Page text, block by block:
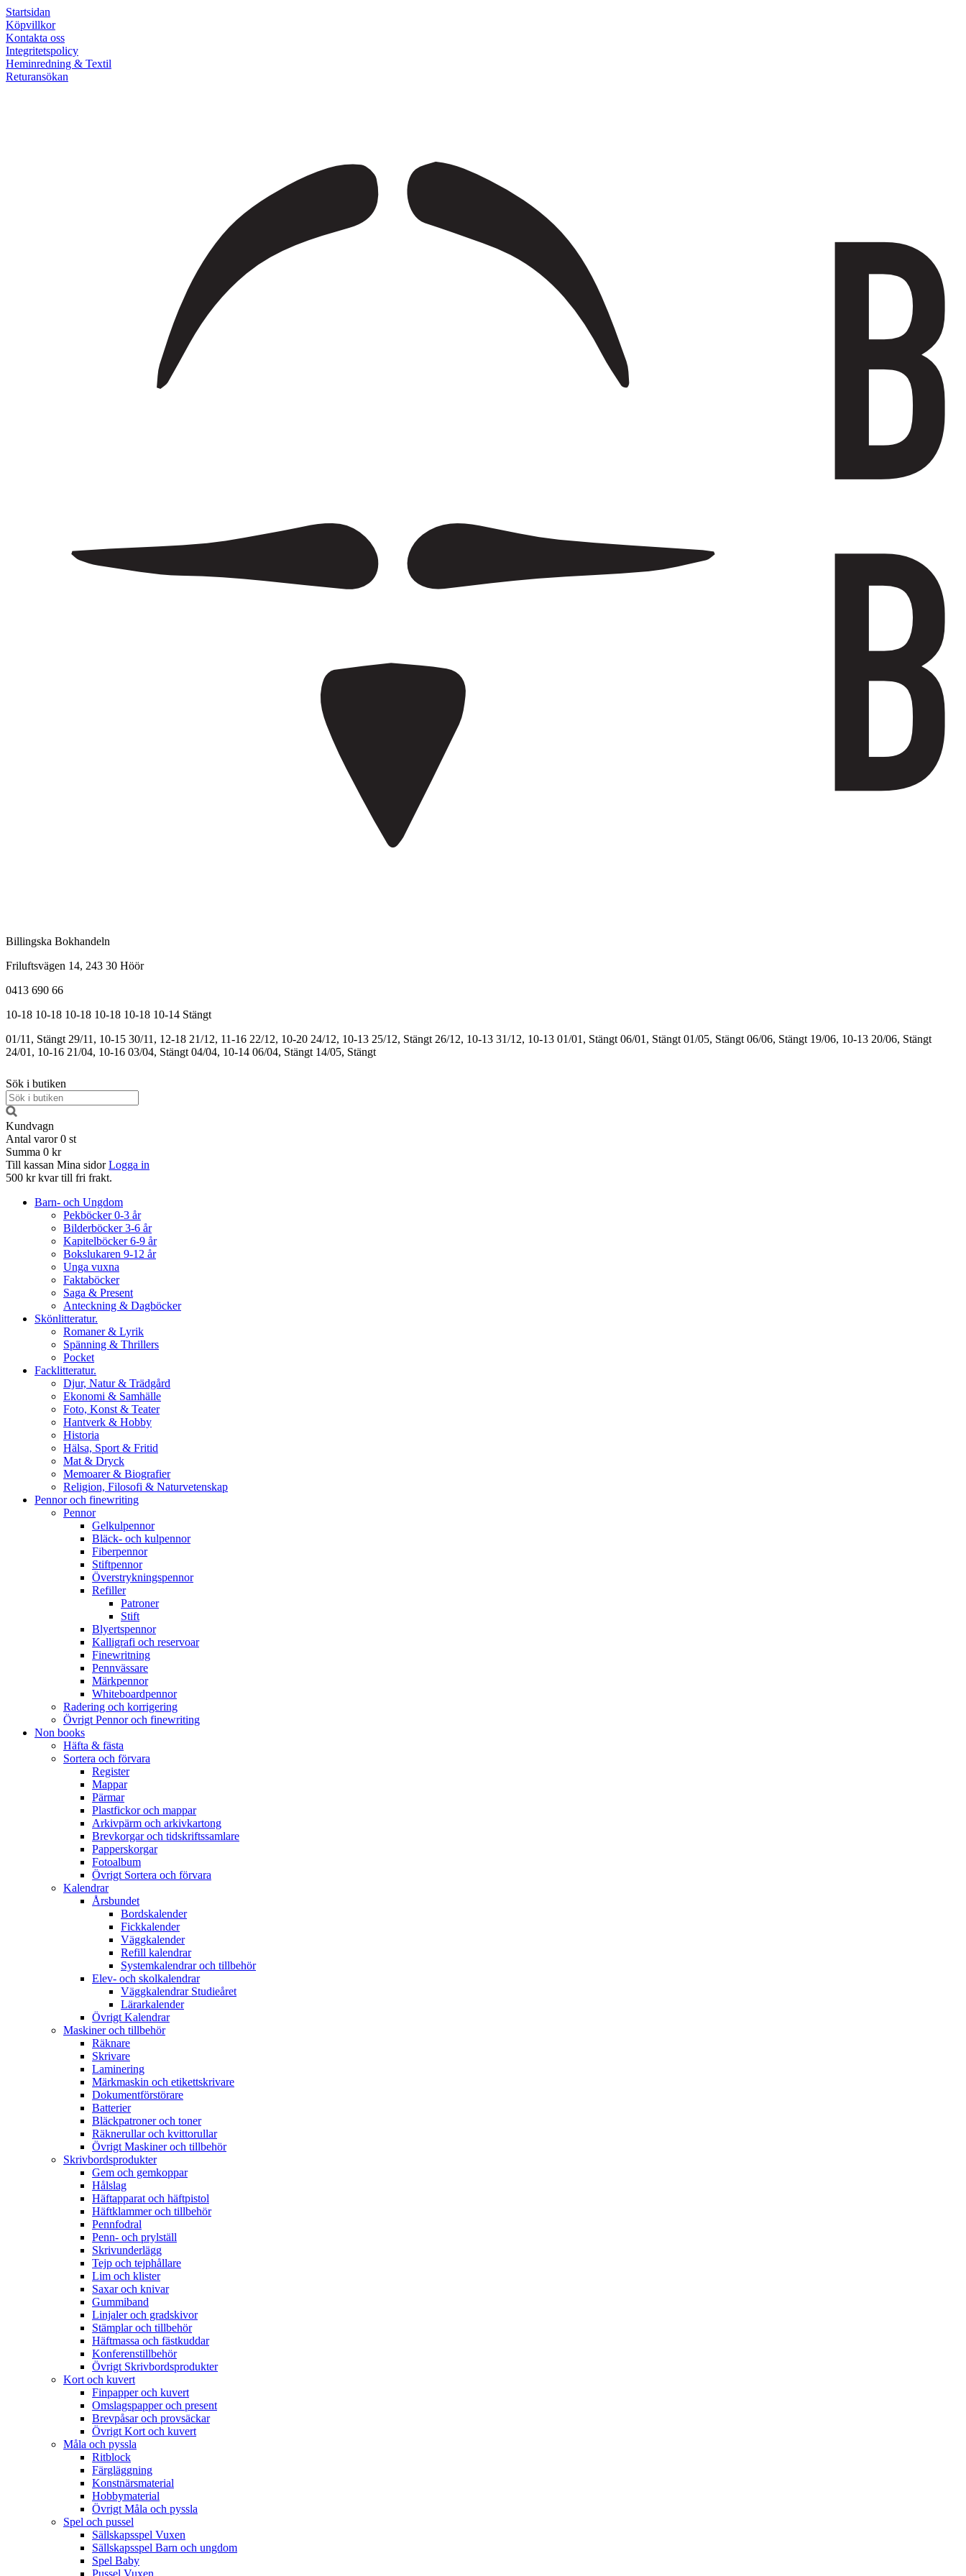
Startsidan
Köpvillkor
Kontakta oss
Integritetspolicy
Heminredning & Textil
Returansökan
Billingska Bokhandeln
Friluftsvägen 14, 243 30 Höör
0413 690 66
10-18 10-18 10-18 10-18 10-18 10-14 Stängt
01/11, Stängt 29/11, 10-15 30/11, 12-18 21/12, 11-16 22/12, 10-20 24/12, 10-13 25/12, Stängt 26/12, 10-13 31/12, 10-13 01/01, Stängt 06/01, Stängt 01/05, Stängt 06/06, Stängt 19/06, 10-13 20/06, Stängt
24/01, 10-16 21/04, 10-16 03/04, Stängt 04/04, 10-14 06/04, Stängt 14/05, Stängt
Sök i butiken
Kundvagn
Antal varor 0 st
Summa 0 kr
Till kassan Mina sidor Logga in
500 kr kvar till fri frakt.
Barn- och Ungdom
Pekböcker 0-3 år
Bilderböcker 3-6 år
Kapitelböcker 6-9 år
Bokslukaren 9-12 år
Unga vuxna
Faktaböcker
Saga & Present
Anteckning & Dagböcker
Skönlitteratur.
Romaner & Lyrik
Spänning & Thrillers
Pocket
Facklitteratur.
Djur, Natur & Trädgård
Ekonomi & Samhälle
Foto, Konst & Teater
Hantverk & Hobby
Historia
Hälsa, Sport & Fritid
Mat & Dryck
Memoarer & Biografier
Religion, Filosofi & Naturvetenskap
Pennor och finewriting
Pennor
Gelkulpennor
Bläck- och kulpennor
Fiberpennor
Stiftpennor
Överstrykningspennor
Refiller
Patroner
Stift
Blyertspennor
Kalligrafi och reservoar
Finewritning
Pennvässare
Märkpennor
Whiteboardpennor
Radering och korrigering
Övrigt Pennor och finewriting
Non books
Häfta & fästa
Sortera och förvara
Register
Mappar
Pärmar
Plastfickor och mappar
Arkivpärm och arkivkartong
Brevkorgar och tidskriftssamlare
Papperskorgar
Fotoalbum
Övrigt Sortera och förvara
Kalendrar
Årsbundet
Bordskalender
Fickkalender
Väggkalender
Refill kalendrar
Systemkalendrar och tillbehör
Elev- och skolkalendrar
Väggkalendrar Studieåret
Lärarkalender
Övrigt Kalendrar
Maskiner och tillbehör
Räknare
Skrivare
Laminering
Märkmaskin och etikettskrivare
Dokumentförstörare
Batterier
Bläckpatroner och toner
Räknerullar och kvittorullar
Övrigt Maskiner och tillbehör
Skrivbordsprodukter
Gem och gemkoppar
Hålslag
Häftapparat och häftpistol
Häftklammer och tillbehör
Pennfodral
Penn- och prylställ
Skrivunderlägg
Tejp och tejphållare
Lim och klister
Saxar och knivar
Gummiband
Linjaler och gradskivor
Stämplar och tillbehör
Häftmassa och fästkuddar
Konferenstillbehör
Övrigt Skrivbordsprodukter
Kort och kuvert
Finpapper och kuvert
Omslagspapper och present
Brevpåsar och provsäckar
Övrigt Kort och kuvert
Måla och pyssla
Ritblock
Färgläggning
Konstnärsmaterial
Hobbymaterial
Övrigt Måla och pyssla
Spel och pussel
Sällskapsspel Vuxen
Sällskapsspel Barn och ungdom
Spel Baby
Pussel Vuxen